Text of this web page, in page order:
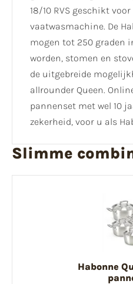
18/10 RVS geschikt
vaatwasmachine. De
mogen tot 250 graden
worden, stomen en
de uitgebreide
allrounder Queen.
pannenset met wel 10
zekerheid, voor u als
Slimme
Habonne